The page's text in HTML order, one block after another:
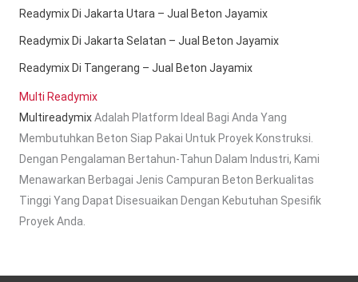
Readymix Di Jakarta Utara – Jual Beton Jayamix
Readymix Di Jakarta Selatan – Jual Beton Jayamix
Readymix Di Tangerang – Jual Beton Jayamix
Multi Readymix
MultireadymixAdalah Platform Ideal Bagi Anda Yang
Membutuhkan Beton Siap Pakai Untuk Proyek Konstruksi.
Dengan Pengalaman Bertahun-Tahun Dalam Industri, Kami
Menawarkan Berbagai Jenis Campuran Beton Berkualitas
Tinggi Yang Dapat Disesuaikan Dengan Kebutuhan Spesifik
Proyek Anda.